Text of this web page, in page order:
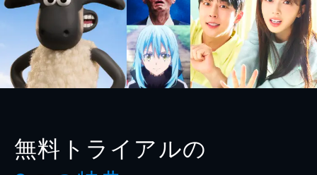
無料トライアルの